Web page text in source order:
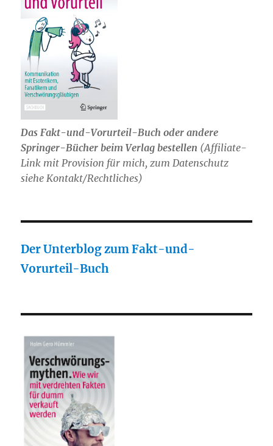
Das Fakt-und-Vorurteil-Buch oder andere
Springer-Bücher beim Verlag bestellen (Affiliate-
Link mit Provision für mich, zum Datenschutz
siehe Kontakt/Rechtliches)
Der Unterblog zum Fakt-und-
Vorurteil-Buch